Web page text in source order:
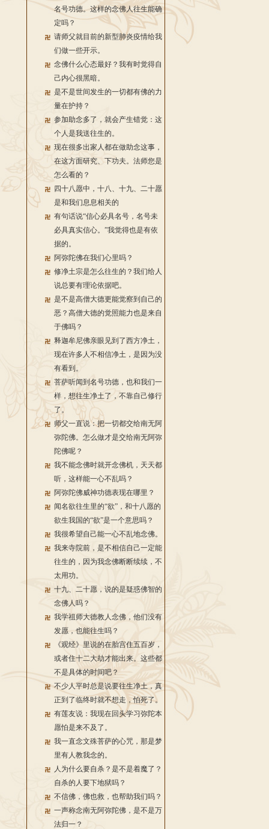
名号功德。这样的念佛人往生能确
定吗？
请师父就目前的新型肺炎疫情给我
们做一些开示。
念佛什么心态最好？我有时觉得自
己内心很黑暗。
是不是世间发生的一切都有佛的力
量在护持？
参加助念多了，就会产生错觉：这
个人是我送往生的。
现在很多出家人都在做助念这事，
在这方面研究、下功夫。法师您是
怎么看的？
四十八愿中，十八、十九、二十愿
是和我们息息相关的
有句话说“信心必具名号，名号未
必具真实信心。”我觉得也是有依
据的。
阿弥陀佛在我们心里吗？
修净土宗是怎么往生的？我们给人
说总要有理论依据吧。
是不是高僧大德更能觉察到自己的
恶？高僧大德的觉照能力也是来自
于佛吗？
释迦牟尼佛亲眼见到了西方净土，
现在许多人不相信净土，是因为没
有看到。
菩萨听闻到名号功德，也和我们一
样，想往生净土了，不靠自己修行
了。
师父一直说：把一切都交给南无阿
弥陀佛。怎么做才是交给南无阿弥
陀佛呢？
我不能念佛时就开念佛机，天天都
听，这样能一心不乱吗？
阿弥陀佛威神功德表现在哪里？
闻名欲往生里的“欲”，和十八愿的
欲生我国的“欲”是一个意思吗？
我很希望自己能一心不乱地念佛。
我来寺院前，是不相信自己一定能
往生的，因为我念佛断断续续，不
太用功。
十九、二十愿，说的是疑惑佛智的
念佛人吗？
我学祖师大德教人念佛，他们没有
发愿，也能往生吗？
《观经》里说的在胎宫住五百岁，
或者住十二大劫才能出来。这些都
不是具体的时间吧？
不少人平时总是说要往生净土，真
正到了临终时就不想走，怕死了。
有莲友说：我现在回头学习弥陀本
愿怕是来不及了。
我一直念文殊菩萨的心咒，那是梦
里有人教我念的。
人为什么要自杀？是不是着魔了？
自杀的人要下地狱吗？
不信佛，佛也救，也帮助我们吗？
一声称念南无阿弥陀佛，是不是万
法归一？